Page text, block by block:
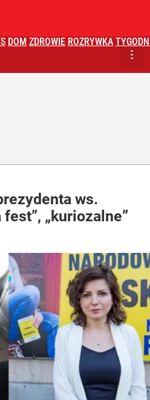
DOM ZDROWIE ROZRYWKA
ws.
„kuriozalne”